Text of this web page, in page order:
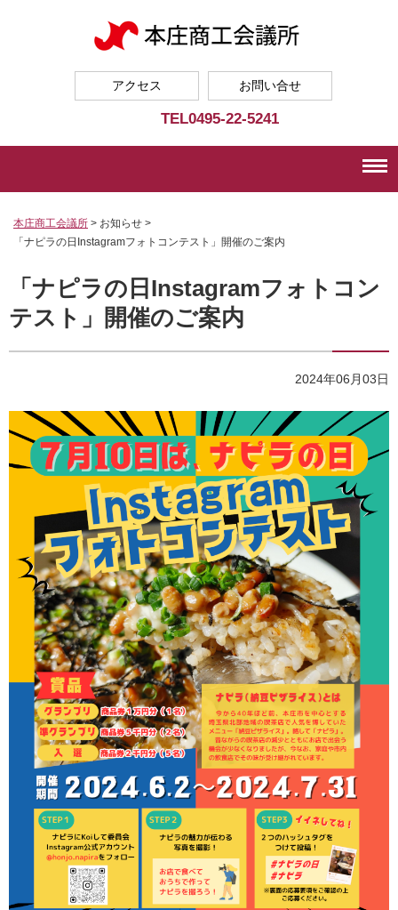
アクセス お問い合せ
TEL0495-22-5241
本庄商工会議所 > お知らせ >
「ナピラの日Instagramフォトコンテスト」開催のご案内
「ナピラの日Instagramフォトコン
テスト」開催のご案内
2024年06月03日